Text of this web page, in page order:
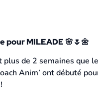
MILEADE 🌸🌷🌼
de 2 semaines que
Anim’ ont débuté